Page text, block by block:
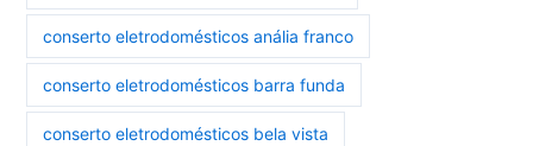
conserto eletrodomésticos anália franco
conserto eletrodomésticos barra funda
conserto eletrodomésticos bela vista